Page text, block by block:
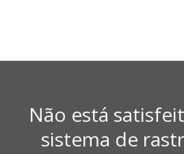
Não está
sistema de